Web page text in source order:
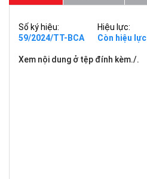
Số ký hiệu:
59/2024/TT-BCA
Hiệu lực:
Còn hiệu lực
Xem nội dung ở tệp đính kèm./.